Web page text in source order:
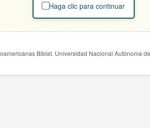
Haga clic para continuar
Biblat. Universidad Nacional Autónoma